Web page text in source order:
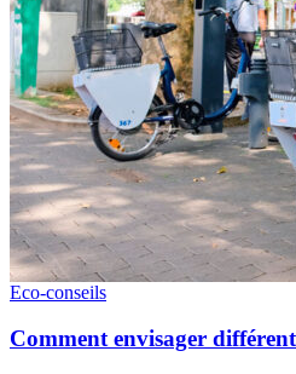
Eco-conseils
Comment envisager